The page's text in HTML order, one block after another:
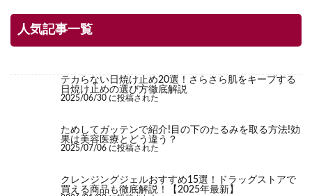
人気記事一覧
テカらない日焼け止め20選！さらさら肌をキープする
日焼け止めの選び方徹底解説
2025/06/30 に投稿された
ためしてガッテンで紹介!目の下のたるみを取る方法!効
果は美容医療とどう違う？
2025/07/06 に投稿された
クレンジングジェルおすすめ15選！ドラッグストアで
買える商品も徹底解説！【2025年最新】